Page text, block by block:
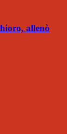
allenò